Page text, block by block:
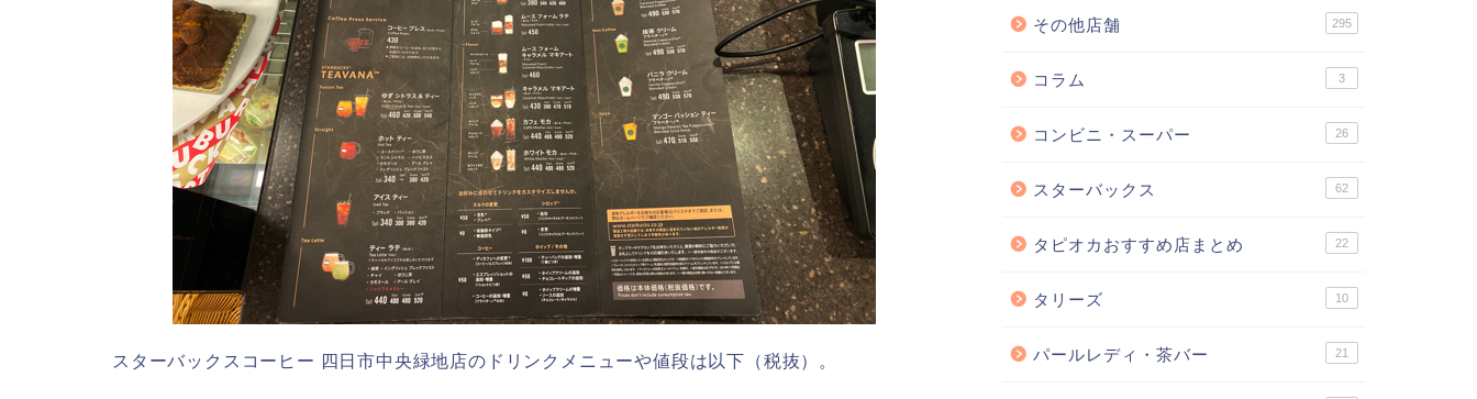
スターバックスコーヒー 四日市中央緑地店のドリンクメニューや値段は以下（税抜）。
その他店舗 295
コラム 3
コンビニ・スーパー 26
スターバックス 62
タピオカおすすめ店まとめ 22
タリーズ 10
パールレディ・茶バー 21